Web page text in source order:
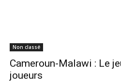
Non classé
Cameroun-Malawi : Le
joueurs